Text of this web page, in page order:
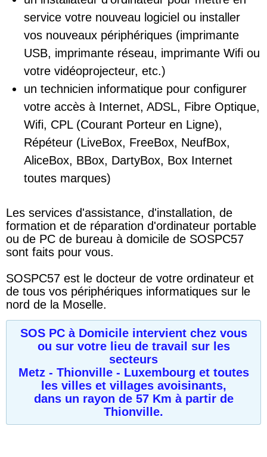
service votre nouveau logiciel ou installer
vos nouveaux périphériques (imprimante
USB, imprimante réseau, imprimante Wifi ou
votre vidéoprojecteur, etc.)
un technicien informatique pour configurer
votre accès à Internet, ADSL, Fibre Optique,
Wifi, CPL (Courant Porteur en Ligne),
Répéteur (LiveBox, FreeBox, NeufBox,
AliceBox, BBox, DartyBox, Box Internet
toutes marques)
Les services d'assistance, d'installation, de
formation et de réparation d'ordinateur portable
ou de PC de bureau à domicile de SOSPC57
sont faits pour vous.
SOSPC57 est le docteur de votre ordinateur et
de tous vos périphériques informatiques sur le
nord de la Moselle.
SOS PC à Domicile intervient chez vous
ou sur votre lieu de travail sur les
secteurs
Metz - Thionville - Luxembourg et toutes
les villes et villages avoisinants,
dans un rayon de 57 Km à partir de
Thionville.